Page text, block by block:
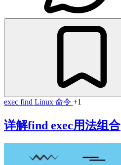
exec find Linux 命令 +1
详解find exec用法组合